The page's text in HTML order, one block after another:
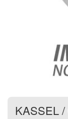
KASSEL/